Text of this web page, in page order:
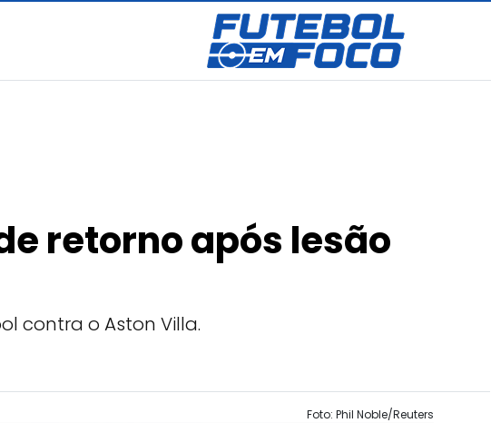
retorno após lesão
contra o Aston Villa.
Foto: Phil Noble/Reuters